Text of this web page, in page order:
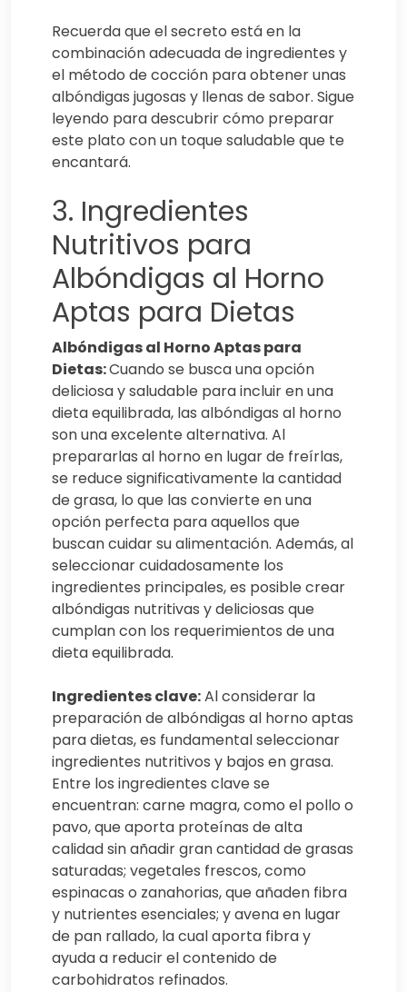
Recuerda que el secreto está en la
combinación adecuada de ingredientes y
el método de cocción para obtener unas
albóndigas jugosas y llenas de sabor. Sigue
leyendo para descubrir cómo preparar
este plato con un toque saludable que te
encantará.
3. Ingredientes
Nutritivos para
Albóndigas al Horno
Aptas para Dietas
Albóndigas al Horno Aptas para
Dietas:Cuando se busca una opción
deliciosa y saludable para incluir en una
dieta equilibrada, las albóndigas al horno
son una excelente alternativa. Al
prepararlas al horno en lugar de freírlas,
se reduce significativamente la cantidad
de grasa, lo que las convierte en una
opción perfecta para aquellos que
buscan cuidar su alimentación. Además, al
seleccionar cuidadosamente los
ingredientes principales, es posible crear
albóndigas nutritivas y deliciosas que
cumplan con los requerimientos de una
dieta equilibrada.
Ingredientes clave:Al considerar la
preparación de albóndigas al horno aptas
para dietas, es fundamental seleccionar
ingredientes nutritivos y bajos en grasa.
Entre los ingredientes clave se
encuentran: carne magra, como el pollo o
pavo, que aporta proteínas de alta
calidad sin añadir gran cantidad de grasas
saturadas; vegetales frescos, como
espinacas o zanahorias, que añaden fibra
y nutrientes esenciales; y avena en lugar
de pan rallado, la cual aporta fibra y
ayuda a reducir el contenido de
carbohidratos refinados.